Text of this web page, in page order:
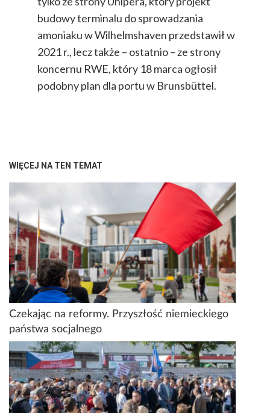
budowy terminalu do sprowadzania
amoniaku w Wilhelmshaven przedstawił w
2021 r., lecz także – ostatnio – ze strony
koncernu RWE, który 18 marca ogłosił
podobny plan dla portu w Brunsbüttel.
WIĘCEJ NA TEN TEMAT
Czekając na reformy. Przyszłość niemieckiego
państwa socjalnego